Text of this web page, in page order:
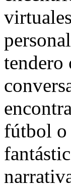
tendero
fútbol o